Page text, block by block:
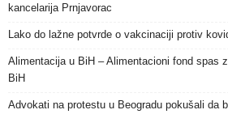
kancelarija Prnjavorac
Lako do lažne potvrde o vakcinaciji protiv
Alimentacija u BiH – Alimentacioni fond spas
BiH
Advokati na protestu u Beogradu pokušali da